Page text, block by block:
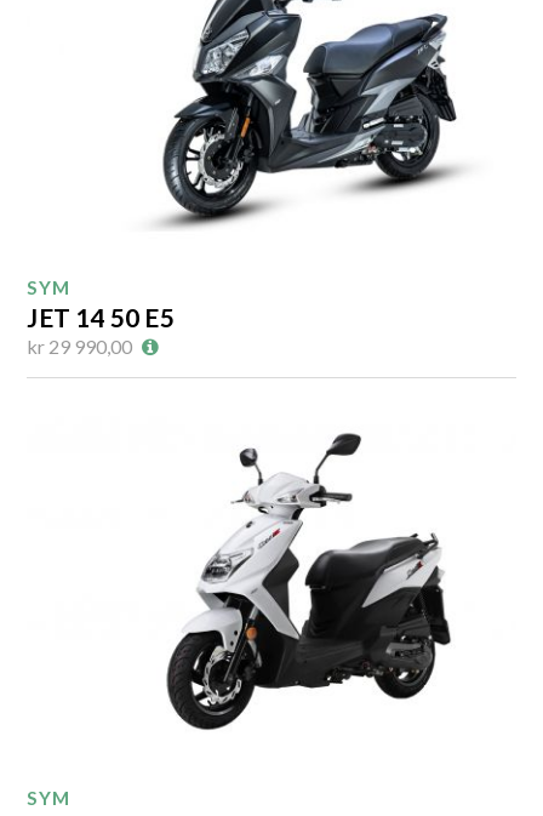
SYM
JET 14 50 E5
kr 29 990,00
SYM